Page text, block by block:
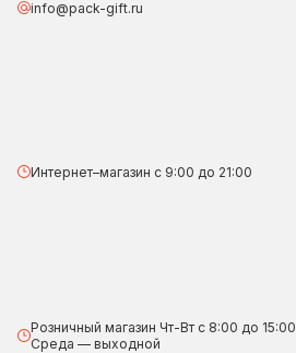
info@pack-gift.ru
Интернет–магазин с 9:00 до 21:00
Розничный магазин Чт-Вт с 8:00 до 15:00
Среда — выходной